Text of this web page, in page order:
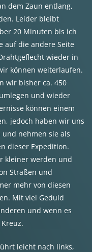
dem Zaun entlang,
Leider bleibt
20 Minuten bis ich
auf die andere Seite
wieder in
können weiterlaufen.
wir bisher ca. 450
und wieder
können einem
jedoch haben wir uns
nehmen sie als
dieser Expedition.
kleiner werden und
Straßen und
mehr von diesen
Mit viel Geduld
und wenn es
leicht nach links,